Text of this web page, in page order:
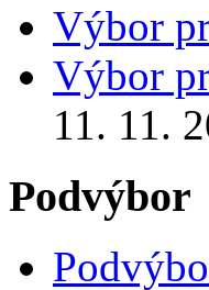
Výbor
Výbor
11. 11.
Podvýbor